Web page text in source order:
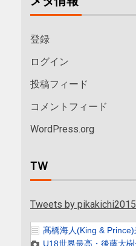
登録
ログイン
投稿フィード
コメントフィード
WordPress.org
TW
Tweets by pikakichi2015